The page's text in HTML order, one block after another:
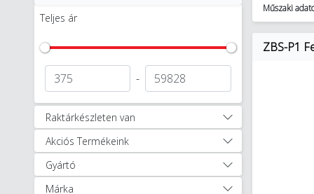
Megszakítók, főkapcsolók (6653)
Mérőberendezés (598)
Áramelosztás (1911)
Sínre szerelhető
moduláris készülékek (7339)
Biztosítós szakaszolókapcsolók
és betétek (2022)
Teljes ár
-
Raktárkészleten van
Akciós Termékeink
Gyártó
Márka
Műszaki
ZBS-P1